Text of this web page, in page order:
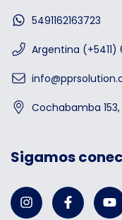
5491162163723
Argentina (+5411)
Cochabamba
Sigamos